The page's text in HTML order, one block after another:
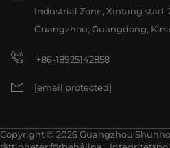
Industrial Zone, Xintang
Guangzhou, Guangdong, Kina
+86-18925142858
[email protected]
Copyright © 2026 Guangzhou